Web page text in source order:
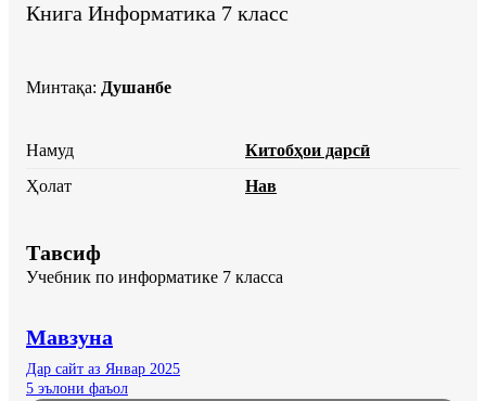
Книга Информатика 7 класс
Минтақа: Душанбе
Намуд
Китобҳои дарсӣ
Ҳолат
Нав
Тавсиф
Учебник по информатике 7 класса
Мавзуна
Дар сайт аз Январ 2025
5 эълони фаъол